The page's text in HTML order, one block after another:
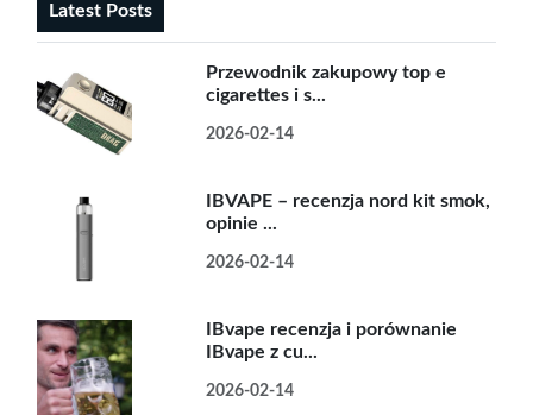
Latest Posts
Przewodnik zakupowy top e
cigarettes i s...
2026-02-14
IBVAPE – recenzja nord kit smok,
opinie ...
2026-02-14
IBvape recenzja i porównanie
IBvape z cu...
2026-02-14